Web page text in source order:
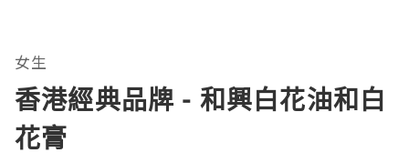
女生
香港經典品牌 - 和興白花油和白
花膏